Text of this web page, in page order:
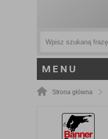
MENU
Strona główna